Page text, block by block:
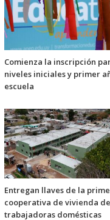
Comienza la inscripción
niveles iniciales y primer
escuela
Entregan llaves de la
cooperativa de vivienda de
trabajadoras domésticas